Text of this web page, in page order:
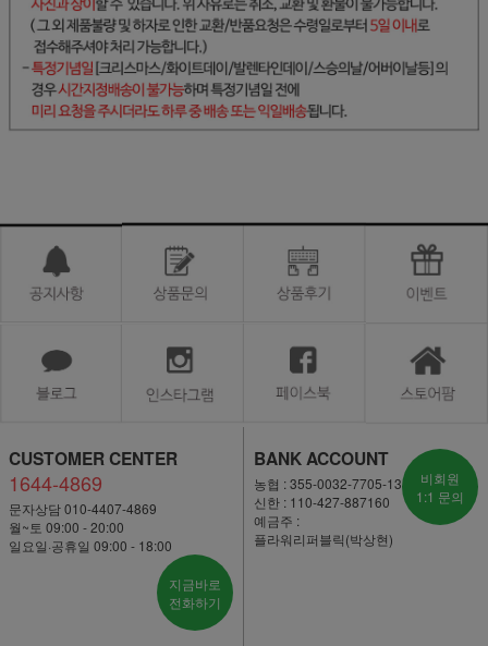
CUSTOMER CENTER
1644-4869
문자상담 010-4407-4869
월~토 09:00 - 20:00
일요일·공휴일 09:00 - 18:00
지금바로
전화하기
BANK ACCOUNT
농협 : 355-0032-7705-13
신한 : 110-427-887160
예금주 :
플라워리퍼블릭(박상현)
비회원
1:1 문의